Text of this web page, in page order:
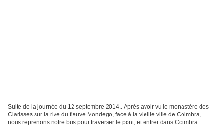
Suite de la journée du 12 septembre 2014.. Après avoir vu le monastère des
Clarisses sur la rive du fleuve Mondego, face à la vieille ville de Coimbra,
nous reprenons notre bus pour traverser le pont, et entrer dans Coimbra...